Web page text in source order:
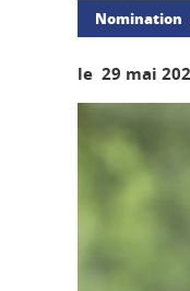
Nomination
le 29 mai